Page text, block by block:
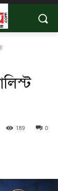
0
189